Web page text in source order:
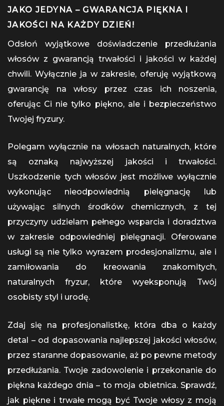
JAKO JEDYNA – GWARANCJA PIĘKNA I
JAKOŚCI NA KAŻDY DZIEŃ!
Odsłoń wyjątkowe doświadczenie przedłużania
włosów z gwarancją trwałości i jakości w każdej
chwili. Wyłącznie ja w zakresie, oferuję wyjątkową
gwarancję na włosy przez czas ich noszenia,
oferując Ci nie tylko piękno, ale i bezpieczeństwo
Twojej fryzury.
Polegam wyłącznie na włosach naturalnych, które
są oznaką najwyższej jakości i trwałości.
Uszkodzenie tych włosów jest możliwe wyłącznie
wykonując nieodpowiednią pielęgnację lub
używając silnych środków chemicznych, z tej
przyczyny udzielam pełnego wsparcia i doradztwa
w zakresie odpowiedniej pielęgnacji. Oferowane
usługi są nie tylko wyrazem prodesjonalizmu, ale i
zamiłowania do kreowania znakomitych,
naturalnych fryzur, które wyeksponują Twój
osobisty styl i urodę.
Zdaj się na profesjonalistkę, która dba o każdy
detal – od dopasowania najlepszej jakości włosów,
przez staranne dopasowanie, aż po pewne metody
przedłużania. Twoje zadowolenie i przekonanie do
piękna każdego dnia – to moja obietnica. Sprawdź,
jak piękne i trwałe mogą być Twoje włosy z moją